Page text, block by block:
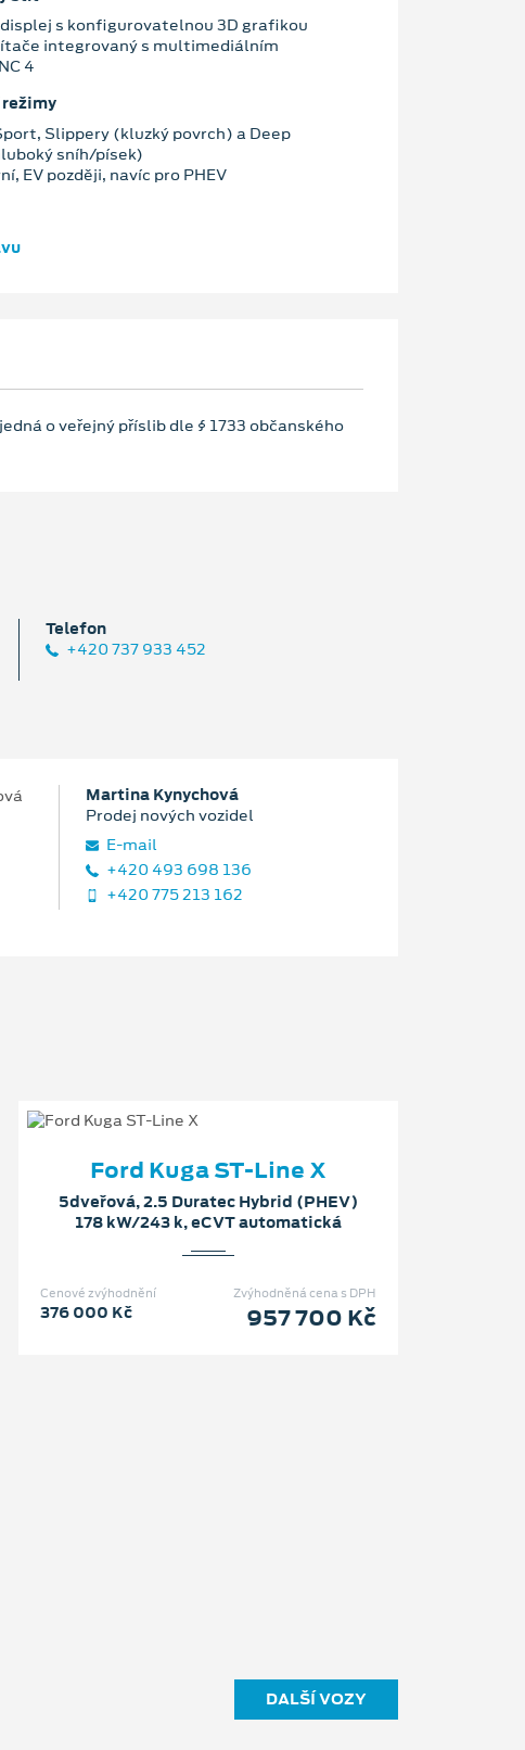
s konfigurovatelnou 3D grafikou
integrovaný s multimediálním
4
Slippery (kluzký povrch) a Deep
sníh/písek)
EV později, navíc pro PHEV
o veřejný příslib dle § 1733 občanského
Telefon
+420 737 933 452
Martina Kynychová
Prodej nových vozidel
E‑mail
+420 493 698 136
+420 775 213 162
Ford Kuga ST-Line X
5dveřová, 2.5 Duratec Hybrid (PHEV)
178 kW/243 k, eCVT automatická
Zvýhodněná cena s DPH
957 700 Kč
Cenové zvýhodnění
376 000 Kč
DALŠÍ VOZY